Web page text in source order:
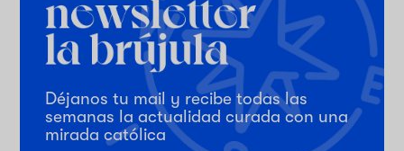
Déjanos tu mail y recibe todas las
semanas la actualidad curada con una
mirada católica